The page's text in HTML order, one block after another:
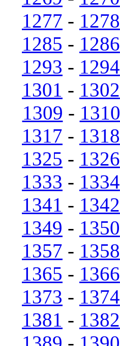
1277 - 1278
1285 - 1286
1293 - 1294
1301 - 1302
1309 - 1310
1317 - 1318
1325 - 1326
1333 - 1334
1341 - 1342
1349 - 1350
1357 - 1358
1365 - 1366
1373 - 1374
1381 - 1382